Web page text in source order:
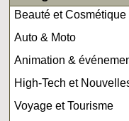
Beauté et Cosmétique
Auto & Moto
Animation &
High-Tech et
Voyage et Tourisme